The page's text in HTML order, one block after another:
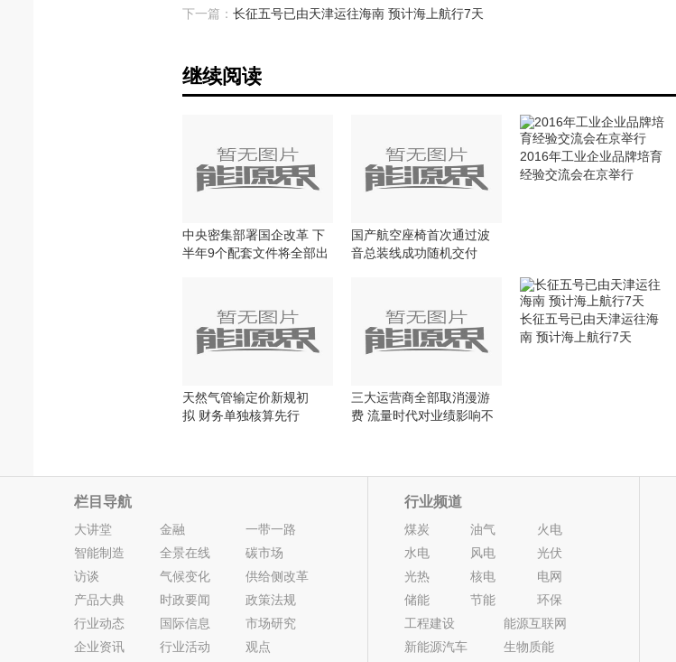
下一篇： 长征五号已由天津运往海南 预计海上航行7天
继续阅读
中央密集部署国企改革 下
半年9个配套文件将全部出
国产航空座椅首次通过波
音总装线成功随机交付
2016年工业企业品牌培育
经验交流会在京举行
天然气管输定价新规初
拟 财务单独核算先行
三大运营商全部取消漫游
费 流量时代对业绩影响不
长征五号已由天津运往海
南 预计海上航行7天
栏目导航
大讲堂 金融
一带一路
智能制造
全景在线
碳市场
访谈
气候变化
供给侧改革
产品大典
时政要闻
政策法规
行业动态
国际信息
市场研究
企业资讯
行业活动 观点
行业频道
煤炭 油气
火电
水电
风电
光伏
光热
核电
电网
储能
节能
环保
工程建设
能源互联网
新能源汽车
生物质能